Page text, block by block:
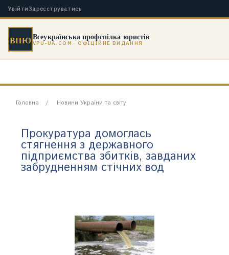
Увійти Зареєструватись
ВПЮВсеукраїнська профспілка юристів
VPU-UA.COM · ОФІЦІЙНЕ ВИДАННЯ
Головна Новини України та світу
Прокуратура домоглась
стягнення з державного
підприємства збитків, завданих
забрудненням стічних вод